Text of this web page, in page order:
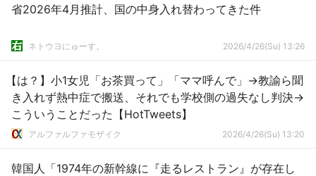
省2026年4月推計、国の中身入れ替わってきた件
ネトウヨにゅーす。 2026/4/26(Su) 13:26
【は？】小1女児「お茶買って」「ママ呼んで」→教諭ら聞
き入れず熱中症で搬送、それでも学校側の過失なし判決→
こういうことだった【HotTweets】
アルファルファモザイク 2026/4/26(Su) 13:20
韓国人「1974年の新幹線に『走るレストラン』が存在し